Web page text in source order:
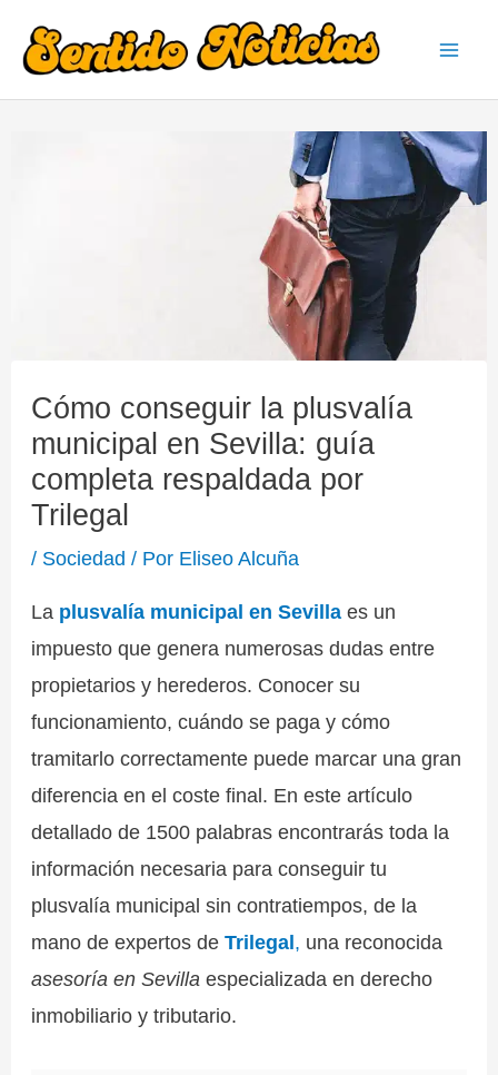
Cómo conseguir la plusvalía
municipal en Sevilla: guía
completa respaldada por
Trilegal
/ Sociedad / Por Eliseo Alcuña
La plusvalía municipal en Sevilla es un
impuesto que genera numerosas dudas entre
propietarios y herederos. Conocer su
funcionamiento, cuándo se paga y cómo
tramitarlo correctamente puede marcar una gran
diferencia en el coste final. En este artículo
detallado de 1500 palabras encontrarás toda la
información necesaria para conseguir tu
plusvalía municipal sin contratiempos, de la
mano de expertos deTrilegal, una reconocida
asesoría en Sevilla especializada en derecho
inmobiliario y tributario.